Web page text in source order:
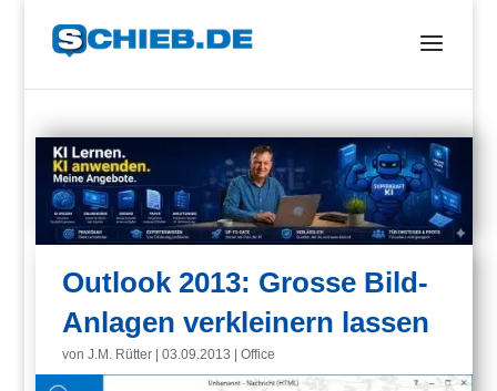
Outlook 2013: Grosse Bild-
Anlagen verkleinern lassen
vonJ.M. Rütter |03.09.2013 |Office